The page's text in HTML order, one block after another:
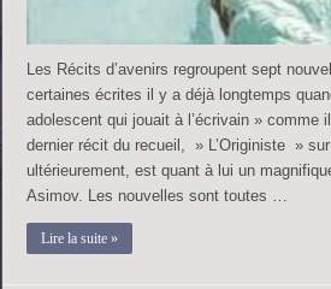
Les Récits d’avenirs regroupent sept
certaines écrites il y a déjà longtemps
adolescent qui jouait à l’écrivain » comme
dernier récit du recueil, » L’Originiste »
ultérieurement, est quant à lui un
Asimov. Les nouvelles sont toutes …
Lire la suite »